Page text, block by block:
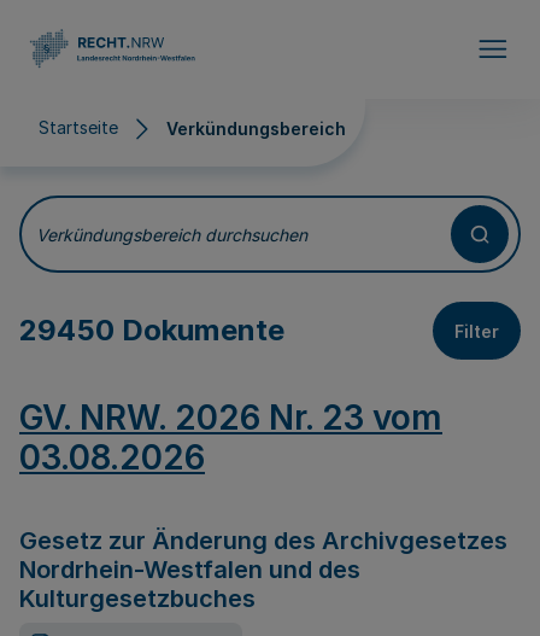
Startseite Verkündungsbereich
Verkündungsbereich
Verkündungsbereich durchsuchen
29450 Dokumente Filter
GV. NRW. 2026 Nr. 23 vom
03.08.2026
Gesetz zur Änderung des Archivgesetzes
Nordrhein-Westfalen und des
Kulturgesetzbuches